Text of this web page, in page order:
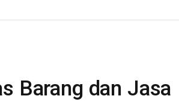
Barang dan Jasa